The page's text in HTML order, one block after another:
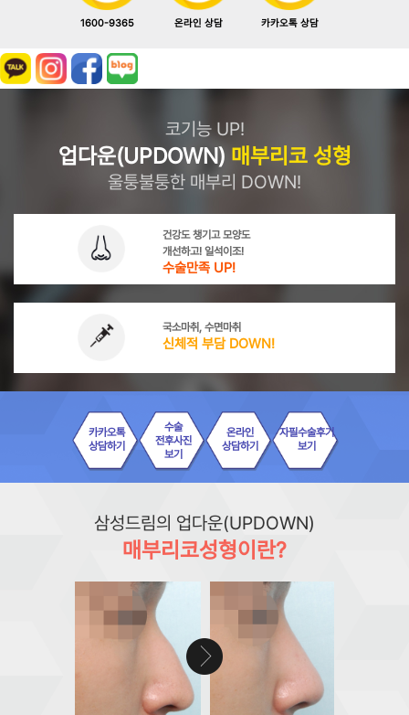
1600-9365 온라인 상담 카카오톡 상담
코기능 UP!
업다운(UPDOWN) 매부리코 성형
울퉁불퉁한 매부리 DOWN!
건강도 챙기고 모양도
개선하고! 일석이조!
수술만족 UP!
국소마취, 수면마취
신체적 부담 DOWN!
카카오톡
상담하기
수술
전후사진
보기
온라인
상담하기
자필수술후기
보기
삼성드림의 업다운(UPDOWN)
매부리코성형이란?